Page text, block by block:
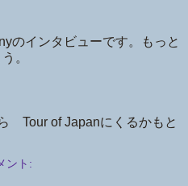
のインタビューです。もっと
。
Tour of Japanにくるかもと
ント: